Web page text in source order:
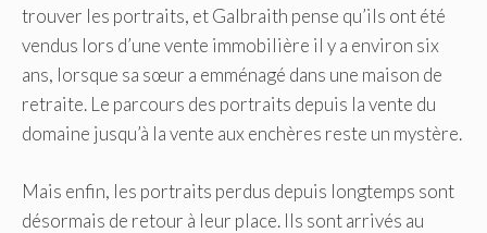
trouver les portraits, et Galbraith pense qu’ils ont été
vendus lors d’une vente immobilière il y a environ six
ans, lorsque sa sœur a emménagé dans une maison de
retraite. Le parcours des portraits depuis la vente du
domaine jusqu’à la vente aux enchères reste un mystère.
Mais enfin, les portraits perdus depuis longtemps sont
désormais de retour à leur place. Ils sont arrivés au